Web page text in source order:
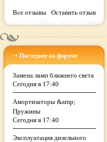
Все отзывы Оставить отзыв
Последнее на форуме
Замена ламп ближнего света
Сегодня в 17:40
Амортизаторы &amp;
Пружины
Сегодня в 17:40
Эксплуатация дизельного